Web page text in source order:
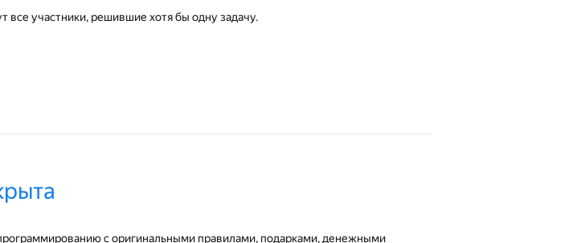
все участники, решившие хотя бы одну задачу.
с оригинальными правилами, подарками, денежными